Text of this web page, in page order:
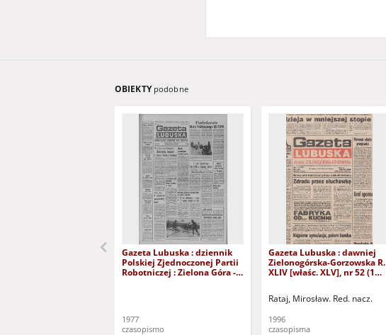
OBIEKTY podobne
Gazeta Lubuska : dziennik
Polskiej Zjednoczonej Partii
Robotniczej : Zielona Góra -
1977
czasopismo
Gazeta Lubuska : dawniej
Zielonogórska-Gorzowska R.
XLIV [właśc. XLV], nr 52 (1
Rataj, Mirosław. Red. nacz.
1996
czasopisma